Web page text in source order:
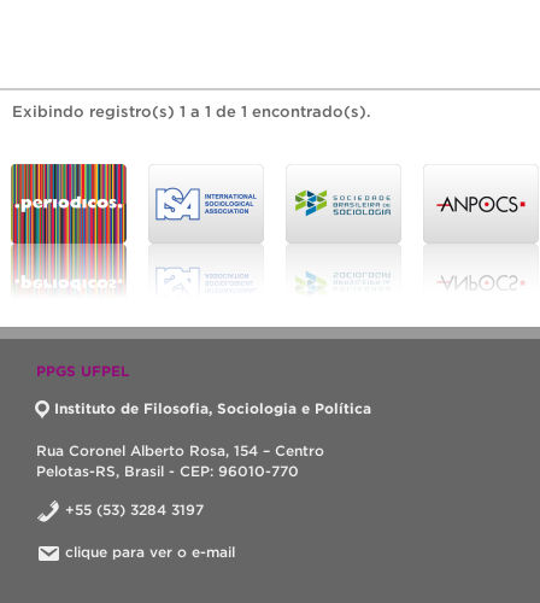
Exibindo registro(s) 1 a 1 de 1 encontrado(s).
PPGS UFPEL
Instituto de Filosofia, Sociologia e Política
Rua Coronel Alberto Rosa, 154 – Centro
Pelotas-RS, Brasil - CEP: 96010-770
+55 (53) 3284 3197
clique para ver o e-mail